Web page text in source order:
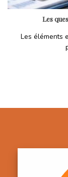
Les
Les éléments